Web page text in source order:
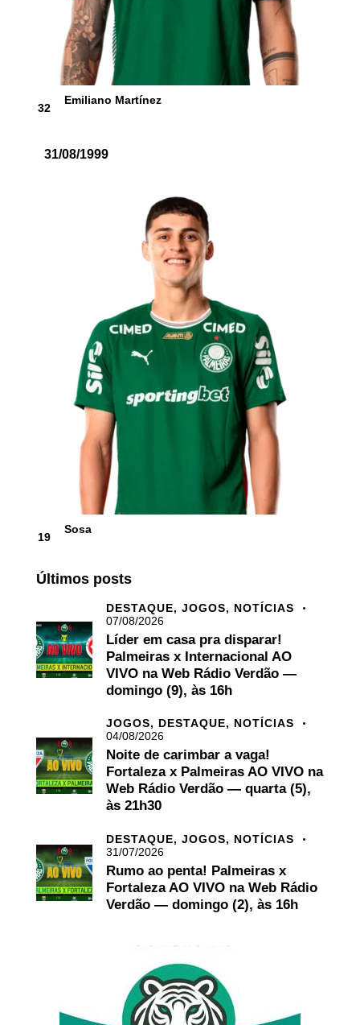
32
Emiliano Martínez
31/08/1999
19
Sosa
Últimos posts
DESTAQUE, JOGOS, NOTÍCIAS
07/08/2026
Líder em casa pra disparar!
Palmeiras x Internacional AO
VIVO na Web Rádio Verdão —
domingo (9), às 16h
JOGOS, DESTAQUE, NOTÍCIAS
04/08/2026
Noite de carimbar a vaga!
Fortaleza x Palmeiras AO VIVO na
Web Rádio Verdão — quarta (5),
às 21h30
DESTAQUE, JOGOS, NOTÍCIAS
31/07/2026
Rumo ao penta! Palmeiras x
Fortaleza AO VIVO na Web Rádio
Verdão — domingo (2), às 16h